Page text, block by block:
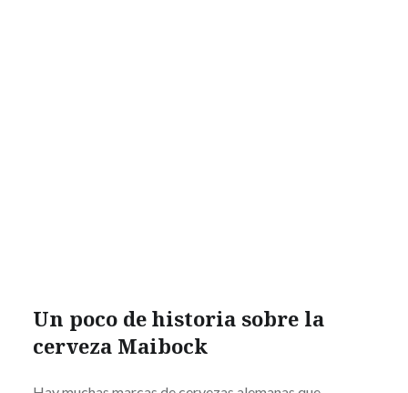
Un poco de historia sobre la
cerveza Maibock